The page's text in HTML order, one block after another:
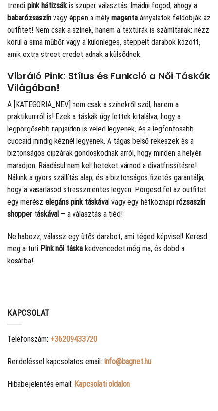
trendi pink hátizsákis szuper választás. Imádni fogod, ahogy a
babarózsaszín vagy éppen a mély magenta árnyalatok feldobják az
outfitet! Nem csak a színek, hanem a textúrák is számítanak: nézz
körül a sima műbőr vagy a különleges, steppelt darabok között,
amik extra street credet adnak a külsődnek.
Vibráló Pink: Stílus és Funkció a Női Táskák
Világában!
A [KATEGORIA_NEV] nem csak a színekről szól, hanem a
praktikumról is! Ezek a táskák úgy lettek kitalálva, hogy a
legpörgősebb napjaidon is veled legyenek, és a legfontosabb
cuccaid mindig kéznél legyenek. A tágas belső rekeszek és a
biztonságos cipzárak gondoskodnak arról, hogy minden a helyén
maradjon. Ráadásul nem kell heteket várnod a divatfrissítésre!
Nálunk a gyors szállítás alap, és a biztonságos fizetés garantálja,
hogy a vásárlásod stresszmentes legyen. Pörgesd fel az outfitet
egy merész elegáns pink táskával vagy egy hétköznapi rózsaszín
shopper táskával – a választás a tiéd!
Ne habozz, válassz egy ütős darabot, ami téged képvisel! Keresd
meg a tuti Pink női táska kedvencedet még ma, és dobd a
kosárba!
KAPCSOLAT
Telefonszám: +36209433720
Rendeléssel kapcsolatos email: info@bagnet.hu
Hibabejelentés email: Kapcsolati oldalon